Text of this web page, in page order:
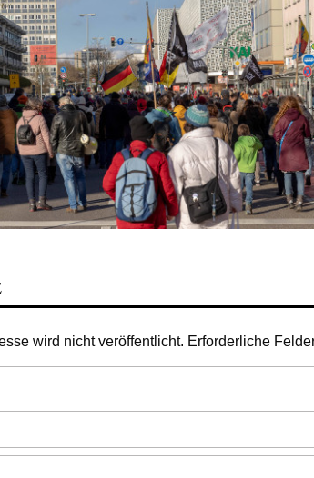
wird nicht veröffentlicht. Erforderliche